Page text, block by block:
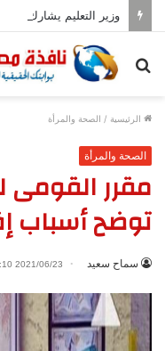
وزير التعليم يشارك في إحياء الذكرى
بحث
الرئيسية / الصحة والمرأة
الصحة والمرأة
مقرر القومى
توضح أسباب
سماح سعيد 2021/06/23 7:54:10 مساءً